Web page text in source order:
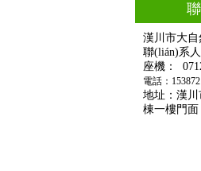
漢川市大自
聯(lián)系
座機：
電話：
地址：漢川
棟一樓門面